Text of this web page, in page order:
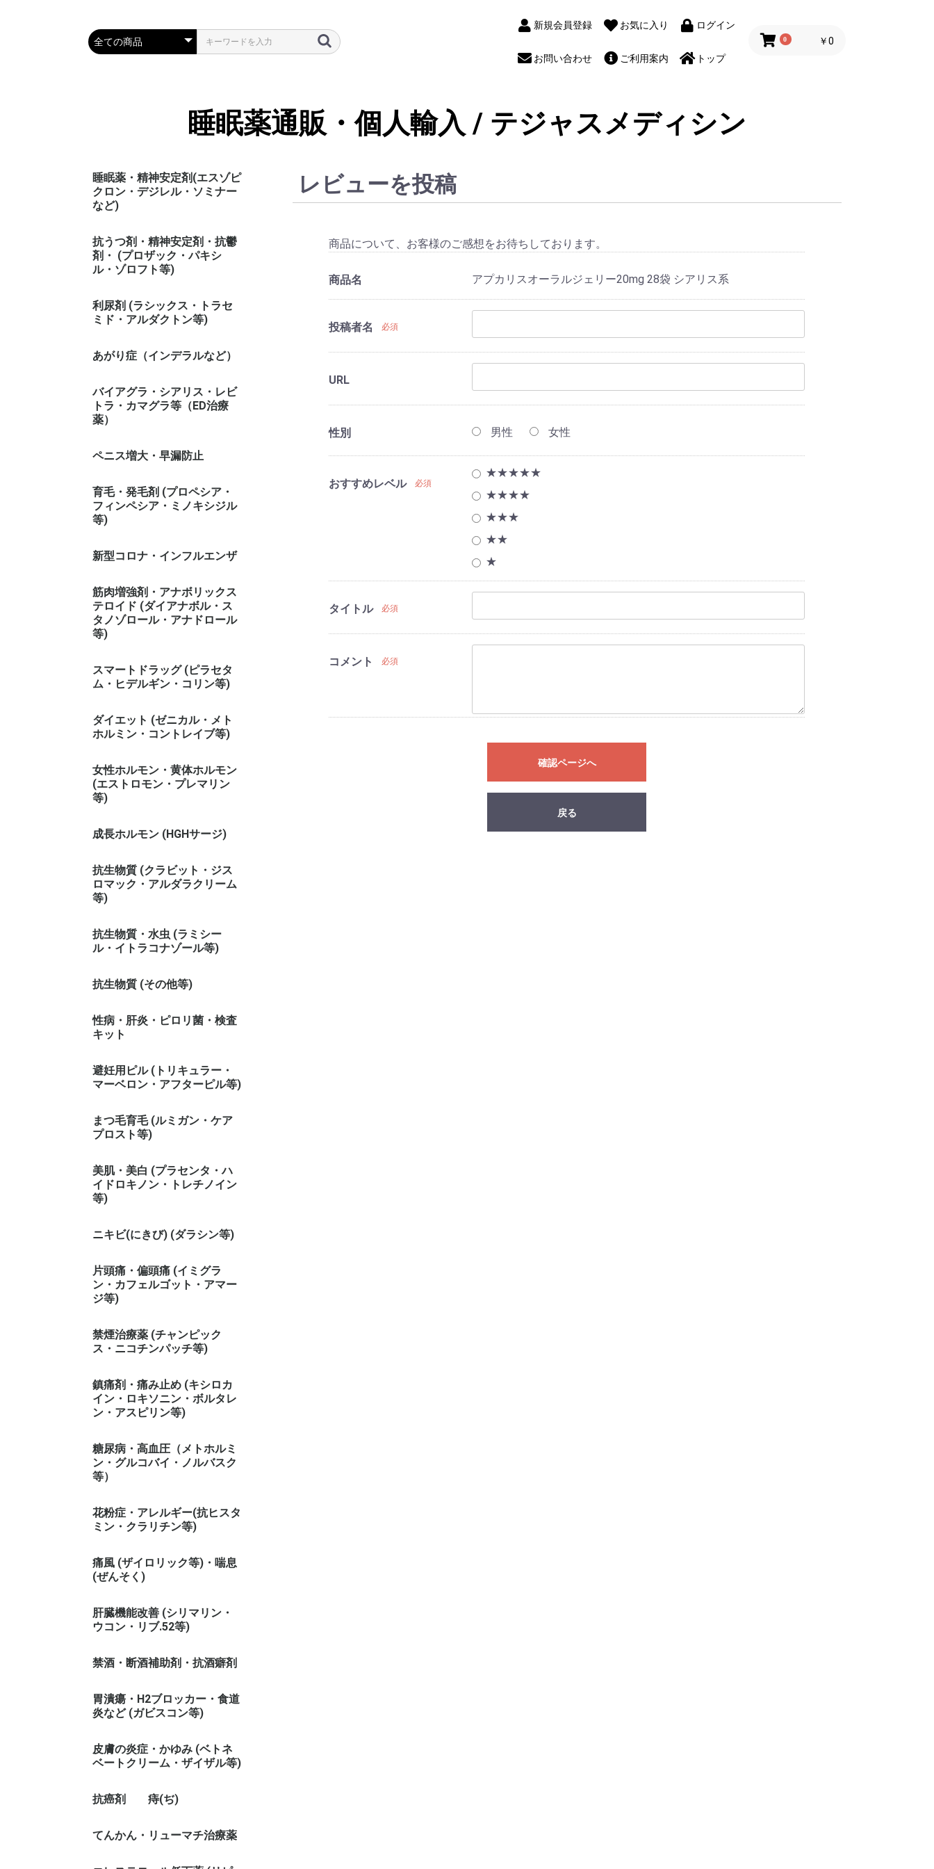
新規会員登録 お気に入り ログイン
お問い合わせ ご利用案内 トップ
0 ￥0
睡眠薬通販・個人輸入 / テジャスメディシン
睡眠薬・精神安定剤(エスゾピ
クロン・デジレル・ソミナー
など)
抗うつ剤・精神安定剤・抗鬱
剤・ (プロザック・パキシ
ル・ゾロフト等)
利尿剤 (ラシックス・トラセ
ミド・アルダクトン等)
あがり症（インデラルなど）
バイアグラ・シアリス・レビ
トラ・カマグラ等（ED治療
薬）
ペニス増大・早漏防止
育毛・発毛剤 (プロペシア・
フィンペシア・ミノキシジル
等)
新型コロナ・インフルエンザ
筋肉増強剤・アナボリックス
テロイド (ダイアナボル・ス
タノゾロール・アナドロール
等)
スマートドラッグ (ピラセタ
ム・ヒデルギン・コリン等)
ダイエット (ゼニカル・メト
ホルミン・コントレイブ等)
女性ホルモン・黄体ホルモン
(エストロモン・プレマリン
等)
成長ホルモン (HGHサージ)
抗生物質 (クラビット・ジス
ロマック・アルダラクリーム
等)
抗生物質・水虫 (ラミシー
ル・イトラコナゾール等)
抗生物質 (その他等)
性病・肝炎・ピロリ菌・検査
キット
避妊用ピル (トリキュラー・
マーベロン・アフターピル等)
まつ毛育毛 (ルミガン・ケア
プロスト等)
美肌・美白 (プラセンタ・ハ
イドロキノン・トレチノイン
等)
ニキビ(にきび) (ダラシン等)
片頭痛・偏頭痛 (イミグラ
ン・カフェルゴット・アマー
ジ等)
禁煙治療薬 (チャンピック
ス・ニコチンパッチ等)
鎮痛剤・痛み止め (キシロカ
イン・ロキソニン・ボルタレ
ン・アスピリン等)
糖尿病・高血圧（メトホルミ
ン・グルコバイ・ノルバスク
等）
花粉症・アレルギー(抗ヒスタ
ミン・クラリチン等)
痛風 (ザイロリック等)・喘息
(ぜんそく)
肝臓機能改善 (シリマリン・
ウコン・リブ.52等)
禁酒・断酒補助剤・抗酒癖剤
胃潰瘍・H2ブロッカー・食道
炎など (ガビスコン等)
皮膚の炎症・かゆみ (ベトネ
ベートクリーム・ザイザル等)
抗癌剤 痔(ぢ)
てんかん・リューマチ治療薬
レビューを投稿
商品について、お客様のご感想をお待ちしております。
商品名 アプカリスオーラルジェリー20mg 28袋 シアリス系
投稿者名 必須
URL
性別 男性 女性
おすすめレベル 必須
★★★★★
★★★★
★★★
★★
★
タイトル 必須
コメント 必須
確認ページへ
戻る